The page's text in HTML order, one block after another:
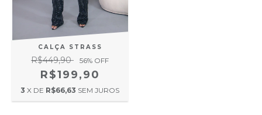
CALÇA STRASS
R$449,90 56% OFF
R$199,90
3 X DE R$66,63 SEM JUROS